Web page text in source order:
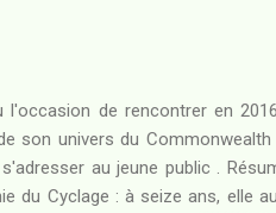
de rencontrer en
son univers du Commonwealth
au jeune public .
du Cyclage : à seize ans, elle